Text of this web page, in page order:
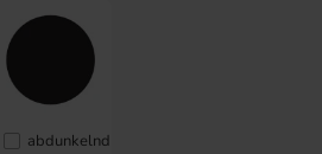
abdunkelnd